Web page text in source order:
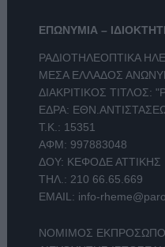
ΕΠΩΝΥΜΙΑ –
ΡΑΔΙΟΤΗΛΕΟΠΤΙΚΑ
ΜΕΣΑ ΕΛΛΑΔΟΣ
ΔΙΑΚΡΙΤΙΚΟΣ ΤΙΤΛΟΣ:
ΕΔΡΑ:
Τ.Κ.: 15351
ΑΦΜ: 997883048
ΔΟΥ: ΚΕΦΟΔΕ ΑΤΤΙΚΗΣ
ΤΗΛ.: 210 66.65.669
EMAIL: info-
ΝΟΜΙΜΟΣ